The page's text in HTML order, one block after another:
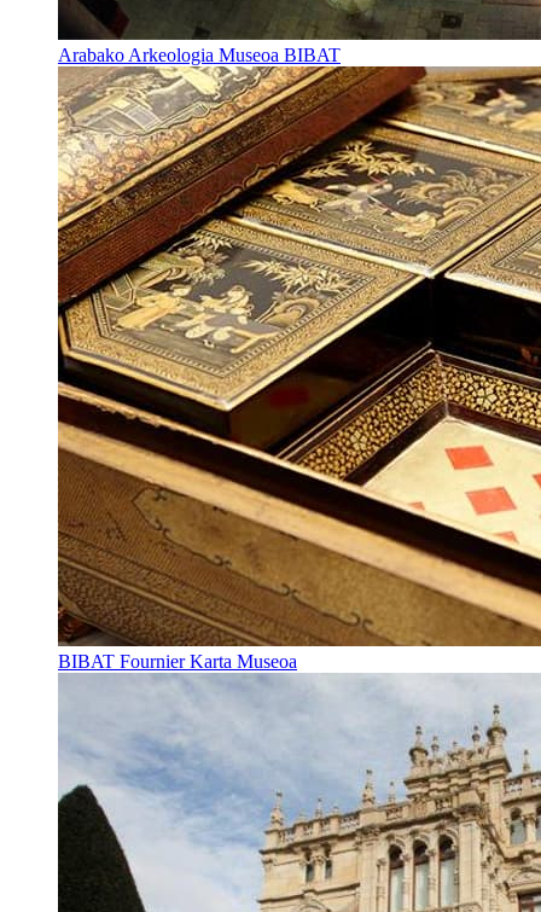
Arabako Arkeologia Museoa BIBAT
BIBAT Fournier Karta Museoa